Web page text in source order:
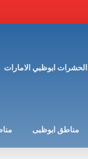
ابوظبي الامارات
مناطق ابوظبى